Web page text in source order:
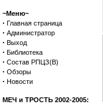
~Меню~
· Главная страница
· Администратор
· Выход
· Библиотека
· Состав РПЦЗ(В)
· Обзоры
· Новости
МЕЧ и ТРОСТЬ 2002-2005: